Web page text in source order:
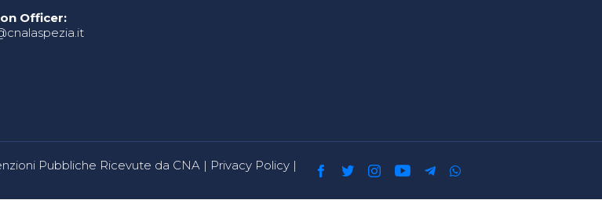
Officer:
Pubbliche Ricevute da CNA | Privacy Policy |